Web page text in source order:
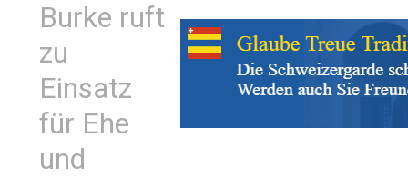
Burke ruft
zu
Einsatz
für Ehe
und